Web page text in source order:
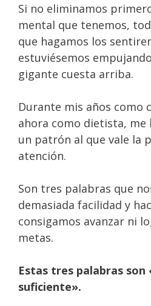
Si no eliminamos
mental que tenemos,
que hagamos los
estuviésemos
gigante cuesta arriba.
Durante mis años como
ahora como dietista, me
un patrón al que vale la
atención.
Son tres palabras que
demasiada facilidad y
consigamos avanzar ni
metas.
Estas tres palabras son
suficiente».